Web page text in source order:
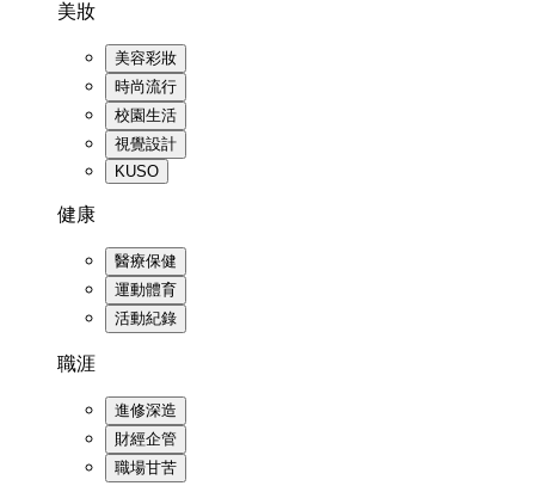
美妝
美容彩妝
時尚流行
校園生活
視覺設計
KUSO
健康
醫療保健
運動體育
活動紀錄
職涯
進修深造
財經企管
職場甘苦